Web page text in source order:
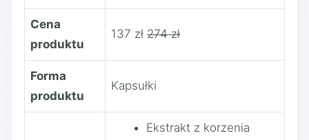
Cena
produktu
137 zł 274 zł
Forma
produktu
Kapsułki
Ekstrakt z korzenia